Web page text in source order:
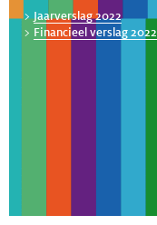
>Jaarverslag 2022
> Financieel verslag 2022